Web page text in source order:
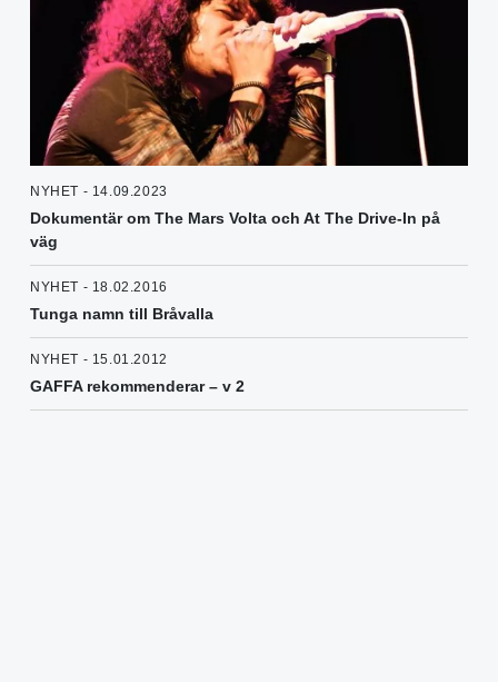
NYHET - 14.09.2023
Dokumentär om The Mars Volta och At The Drive-In på
väg
NYHET - 18.02.2016
Tunga namn till Bråvalla
NYHET - 15.01.2012
GAFFA rekommenderar – v 2